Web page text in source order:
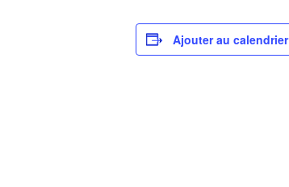
Ajouter au calendrier